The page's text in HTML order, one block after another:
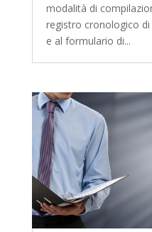
modalità di
registro cronologico
e al formulario di...